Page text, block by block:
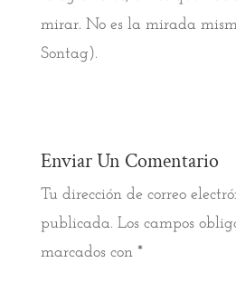
mirar. No es la mirada
Sontag).
Enviar Un Comentario
Tu dirección de correo
publicada. Los campos
marcados con *